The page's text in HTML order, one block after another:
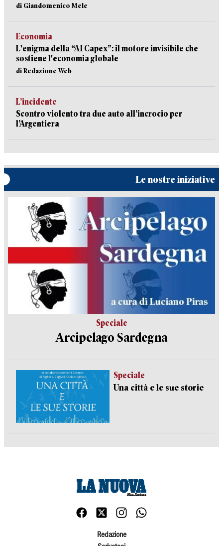
di Giandomenico Mele
Economia
L'enigma della “AI Capex”: il motore invisibile che
sostiene l'economia globale
di Redazione Web
L’incidente
Scontro violento tra due auto all’incrocio per
l’Argentiera
Le nostre iniziative
Speciale
Arcipelago Sardegna
Speciale
Una città e le sue storie
Redazione